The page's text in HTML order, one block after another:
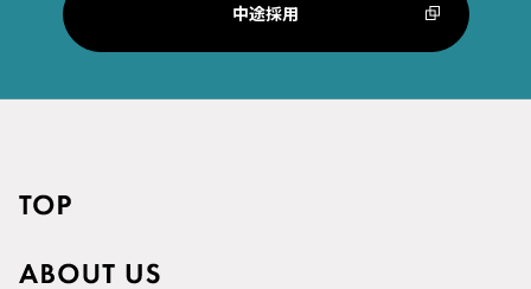
中途採用